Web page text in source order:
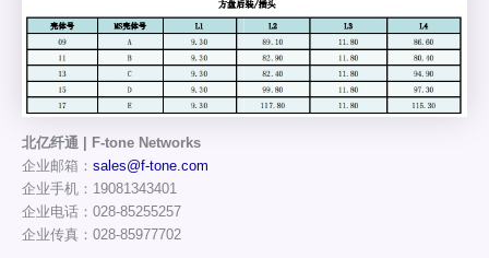
北亿纤通 | F-tone Networks
企业邮箱： sales@f-tone.com
企业手机：19081343401
企业电话：028-85255257
企业传真：028-85977702